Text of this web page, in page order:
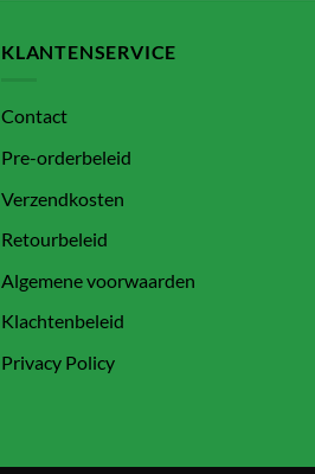
KLANTENSERVICE
Contact
Pre-orderbeleid
Verzendkosten
Retourbeleid
Algemene voorwaarden
Klachtenbeleid
Privacy Policy